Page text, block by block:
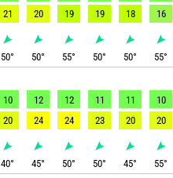
21 20 19 19 18 16
50° 50° 55° 50° 50° 55°
10 12 12 11 11 10
20 24 24 23 20 20
40° 45° 50° 50° 45° 55°